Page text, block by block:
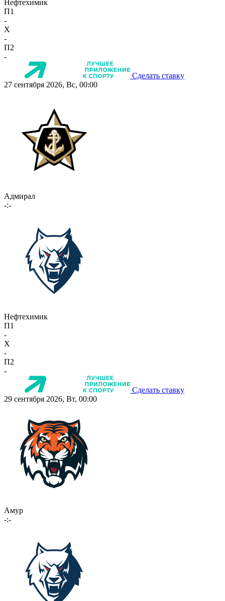
Нефтехимик
П1
-
X
-
П2
-
Сделать ставку
27 сентября 2026, Вс, 00:00
Адмирал
-:-
Нефтехимик
П1
-
X
-
П2
-
Сделать ставку
29 сентября 2026, Вт, 00:00
Амур
-:-